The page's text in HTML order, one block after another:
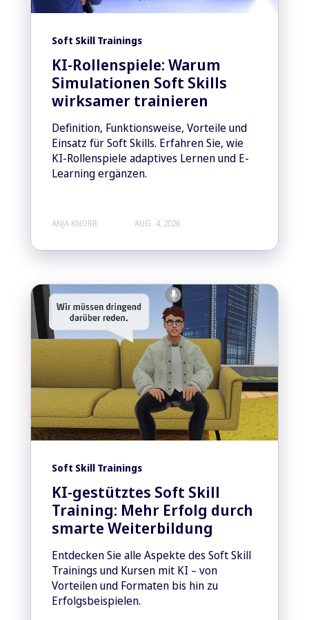
Soft Skill Trainings
KI-Rollenspiele: Warum
Simulationen Soft Skills
wirksamer trainieren
Definition, Funktionsweise, Vorteile und
Einsatz für Soft Skills. Erfahren Sie, wie
KI-Rollenspiele adaptives Lernen und E-
Learning ergänzen.
ANJA KNORR AUG. 4, 2026
Soft Skill Trainings
KI-gestütztes Soft Skill
Training: Mehr Erfolg durch
smarte Weiterbildung
Entdecken Sie alle Aspekte des Soft Skill
Trainings und Kursen mit KI – von
Vorteilen und Formaten bis hin zu
Erfolgsbeispielen.